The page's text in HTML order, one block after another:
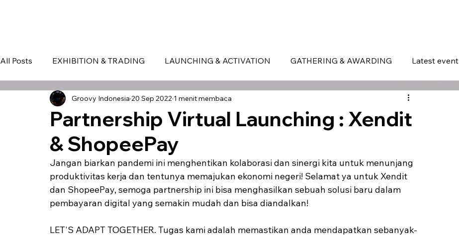
All Posts EXHIBITION & TRADING LAUNCHING & ACTIVATION GATHERING & AWARDING Latest event
Seminar & Conference BALI bali
Partnership Virtual Launching : Xendit
& ShopeePay
Groovy Indonesia 20 Sep 2022 1 menit membaca
Jangan biarkan pandemi ini menghentikan kolaborasi dan sinergi kita untuk menunjang
produktivitas kerja dan tentunya memajukan ekonomi negeri! Selamat ya untuk Xendit
dan ShopeePay, semoga partnership ini bisa menghasilkan sebuah solusi baru dalam
pembayaran digital yang semakin mudah dan bisa diandalkan!
LET'S ADAPT TOGETHER. Tugas kami adalah memastikan anda mendapatkan sebanyak-